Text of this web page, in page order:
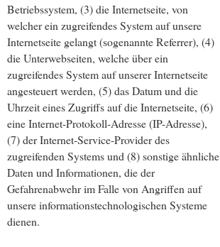
Betriebssystem, (3) die Internetseite, von
welcher ein zugreifendes System auf unsere
Internetseite gelangt (sogenannte Referrer), (4)
die Unterwebseiten, welche über ein
zugreifendes System auf unserer Internetseite
angesteuert werden, (5) das Datum und die
Uhrzeit eines Zugriffs auf die Internetseite, (6)
eine Internet-Protokoll-Adresse (IP-Adresse),
(7) der Internet-Service-Provider des
zugreifenden Systems und (8) sonstige ähnliche
Daten und Informationen, die der
Gefahrenabwehr im Falle von Angriffen auf
unsere informationstechnologischen Systeme
dienen.